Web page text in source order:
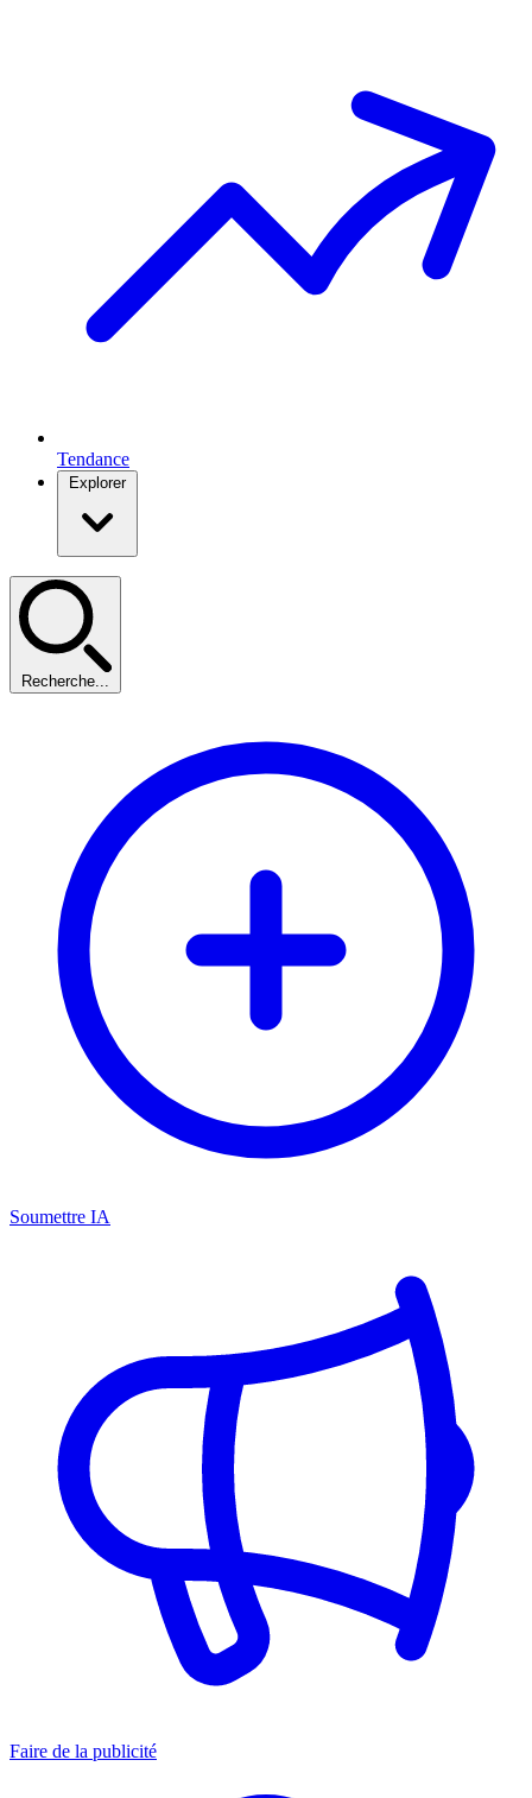
Tendance
Explorer
Recherche...
Soumettre IA
Faire de la publicité